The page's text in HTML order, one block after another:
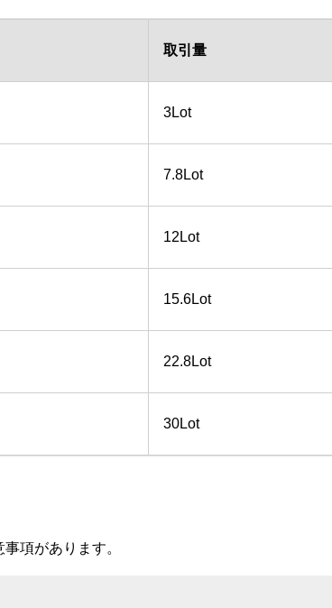
取引量
3Lot
7.8Lot
12Lot
15.6Lot
22.8Lot
30Lot
項があります。